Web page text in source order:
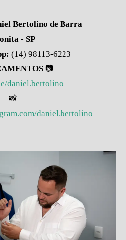
Bertolino de Barra
- SP
(14) 98113-6223
📷
daniel.bertolino
📸
daniel.bertolino